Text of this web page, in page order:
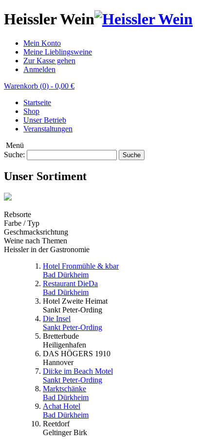
Heissler Wein
Mein Konto
Meine Lieblingsweine
Zur Kasse gehen
Anmelden
Warenkorb (0) - 0,00 €
Startseite
Shop
Unser Betrieb
Veranstaltungen
Menü
Suche:
Suche
Unser Sortiment
Rebsorte
Farbe / Typ
Geschmacksrichtung
Weine nach Themen
Heissler in der Gastronomie
Hotel Fronmühle & kbar
Bad Dürkheim
Restaurant DieDa
Bad Dürkheim
Hotel Zweite Heimat
Sankt Peter-Ording
Die Insel
Sankt Peter-Ording
Bretterbude
Heiligenhafen
DAS HÖGERS 1910
Hannover
Dii:ke im Beach Motel
Sankt Peter-Ording
Marktschänke
Bad Dürkheim
Achat Hotel
Bad Dürkheim
Reetdorf
Geltinger Birk